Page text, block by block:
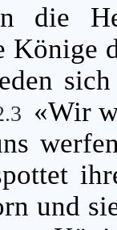
die
Könige
«Wir
und